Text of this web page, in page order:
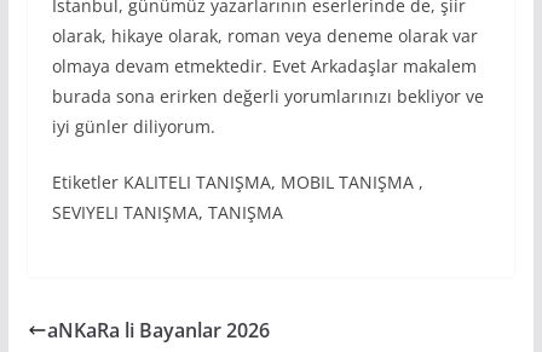
İstanbul, günümüz yazarlarının eserlerinde de, şiir
olarak, hikaye olarak, roman veya deneme olarak var
olmaya devam etmektedir. Evet Arkadaşlar makalem
burada sona erirken değerli yorumlarınızı bekliyor ve
iyi günler diliyorum.
Etiketler KALITELI TANIŞMA, MOBIL TANIŞMA ,
SEVIYELI TANIŞMA, TANIŞMA
aNKaRa li Bayanlar 2026